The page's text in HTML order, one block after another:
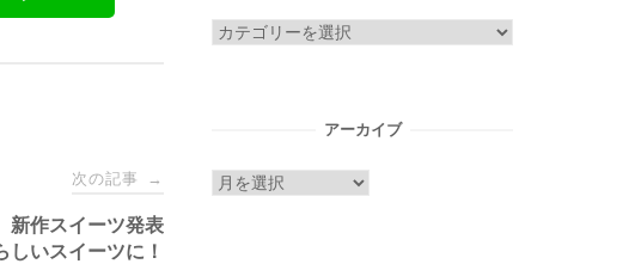
次の記事 →
新作スイーツ発表
いスイーツに！
カ
アーカイブ
ア